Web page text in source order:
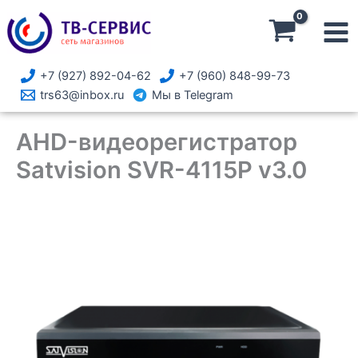
Перейти
содержимому
+7 (927) 892-04-62
+7 (960) 848-99-73
trs63@inbox.ru
Мы в Telegram
AHD-видеорегистратор
Satvision SVR-4115P v3.0